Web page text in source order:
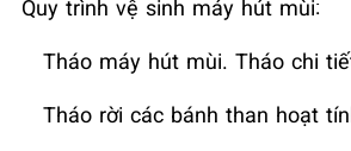
Quy trình vệ sinh máy hút mùi:
Tháo máy hút mùi. Tháo chi
Tháo rời các bánh than hoạt